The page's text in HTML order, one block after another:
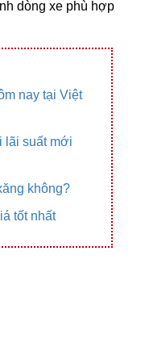
dòng xe phù hợp
nay tại Việt
lãi suất mới
không?
tốt nhất